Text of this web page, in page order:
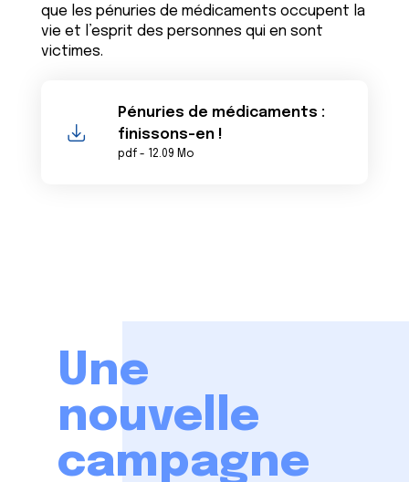
que les pénuries de médicaments occupent la
vie et l’esprit des personnes qui en sont
victimes.
Pénuries de médicaments :
finissons-en !
pdf - 12.09 Mo
Une
nouvelle
campagne